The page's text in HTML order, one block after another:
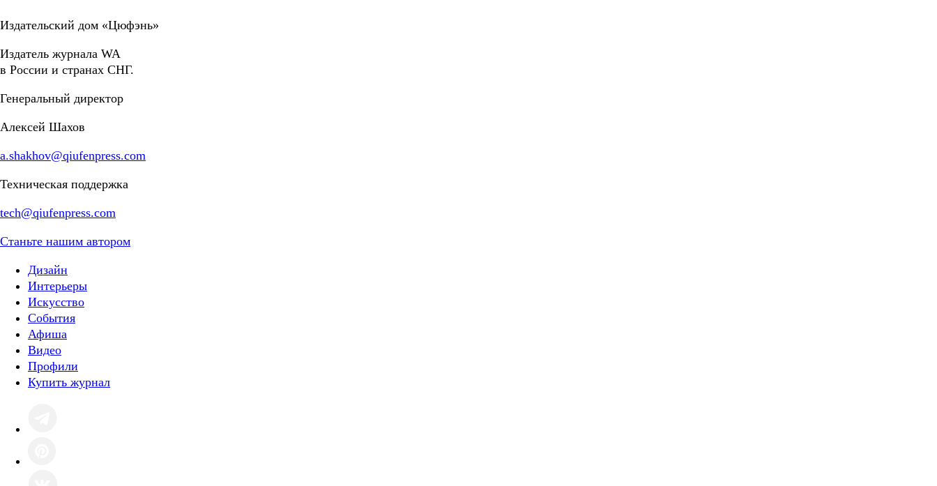
Издательский дом «Цюфэнь»
Издатель журнала WA
в России и странах СНГ.
Генеральный директор
Алексей Шахов
a.shakhov@qiufenpress.com
Техническая поддержка
tech@qiufenpress.com
Станьте нашим автором
Дизайн
Интерьеры
Искусство
События
Афиша
Видео
Профили
Купить журнал